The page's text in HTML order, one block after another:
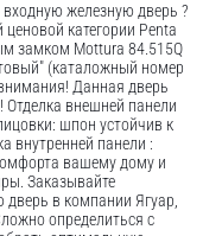
железную дверь ?
категории Penta
замком Mottura 84.515Q
(каталожный номер
Данная дверь
внешней панели
шпон устойчив к
внутренней панели :
вашему дому и
Заказывайте
в компании Ягуар,
определиться с